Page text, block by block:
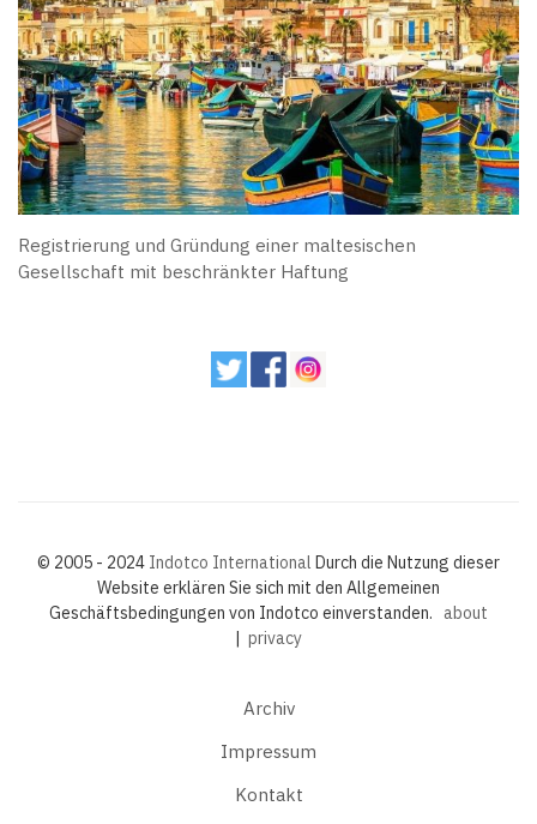
Registrierung und Gründung einer maltesischen
Gesellschaft mit beschränkter Haftung
© 2005 - 2024 Indotco International Durch die Nutzung dieser
Website erklären Sie sich mit den Allgemeinen
Geschäftsbedingungen von Indotco einverstanden. about
| privacy
Archiv
Impressum
Kontakt